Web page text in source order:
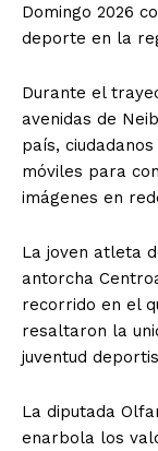
Domingo 2026
deporte en la
Durante el
avenidas de
país,
móviles para
imágenes en
La joven atleta
antorcha
recorrido en el
resaltaron la
juventud
La diputada
enarbola los